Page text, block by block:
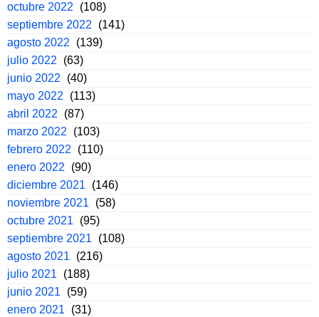
octubre 2022
(108)
septiembre 2022
(141)
agosto 2022
(139)
julio 2022
(63)
junio 2022
(40)
mayo 2022
(113)
abril 2022
(87)
marzo 2022
(103)
febrero 2022
(110)
enero 2022
(90)
diciembre 2021
(146)
noviembre 2021
(58)
octubre 2021
(95)
septiembre 2021
(108)
agosto 2021
(216)
julio 2021
(188)
junio 2021
(59)
enero 2021
(31)